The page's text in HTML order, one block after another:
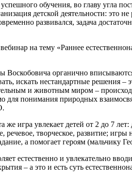
обучения, во главу угла
детской деятельности: это не
развивался, задача
на тему «Раннее
органично
искать нестандартные решения –
и животным миром –
понимания природных
игра увлекает детей от 2 до 7
творческое, развитие;
а помогает героям (мальчику
естественно и увлекательно
– а это и есть суть